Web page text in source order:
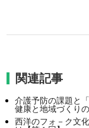
関連記事
介護予防の課題と
健康と地域づくり
西洋のフォ－ク文